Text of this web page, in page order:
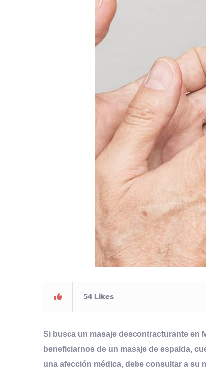
54 Likes
Si busca un masaje descontracturante en
beneficiarnos de un masaje de espalda,
una afección médica, debe consultar a su